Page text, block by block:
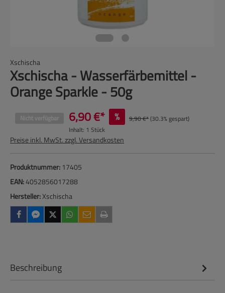
Xschischa
Xschischa - Wasserfärbemittel -
Orange Sparkle - 50g
Nicht verfügbar 6,90 €* % 9,90 €*(30.3% gespart)
Inhalt: 1 Stück
Preise inkl. MwSt. zzgl. Versandkosten
Produktnummer: 17405
EAN:4052856017288
Hersteller:Xschischa
Beschreibung